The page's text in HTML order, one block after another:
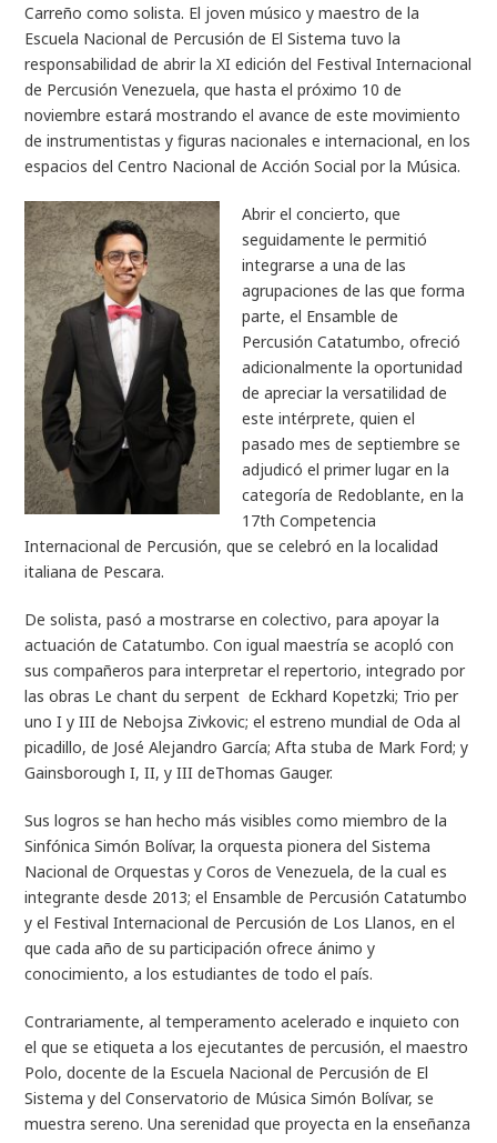
Carreño como solista. El joven músico y maestro de la
Escuela Nacional de Percusión de El Sistema tuvo la
responsabilidad de abrir la XI edición del Festival Internacional
de Percusión Venezuela, que hasta el próximo 10 de
noviembre estará mostrando el avance de este movimiento
de instrumentistas y figuras nacionales e internacional, en los
espacios del Centro Nacional de Acción Social por la Música.
Abrir el concierto, que
seguidamente le permitió
integrarse a una de las
agrupaciones de las que forma
parte, el Ensamble de
Percusión Catatumbo, ofreció
adicionalmente la oportunidad
de apreciar la versatilidad de
este intérprete, quien el
pasado mes de septiembre se
adjudicó el primer lugar en la
categoría de Redoblante, en la
17th Competencia
Internacional de Percusión, que se celebró en la localidad
italiana de Pescara.
De solista, pasó a mostrarse en colectivo, para apoyar la
actuación de Catatumbo. Con igual maestría se acopló con
sus compañeros para interpretar el repertorio, integrado por
las obras Le chant du serpent de Eckhard Kopetzki; Trio per
uno I y III de Nebojsa Zivkovic; el estreno mundial deOda al
picadillo, de José Alejandro García;Afta stuba de Mark Ford; y
Gainsborough I, II, y III deThomas Gauger.
Sus logros se han hecho más visibles como miembro de la
Sinfónica Simón Bolívar, la orquesta pionera del Sistema
Nacional de Orquestas y Coros de Venezuela, de la cual es
integrante desde 2013; el Ensamble de Percusión Catatumbo
y el Festival Internacional de Percusión de Los Llanos, en el
que cada año de su participación ofrece ánimo y
conocimiento, a los estudiantes de todo el país.
Contrariamente, al temperamento acelerado e inquieto con
el que se etiqueta a los ejecutantes de percusión, el maestro
Polo, docente de la Escuela Nacional de Percusión de El
Sistema y del Conservatorio de Música Simón Bolívar, se
muestra sereno. Una serenidad que proyecta en la enseñanza